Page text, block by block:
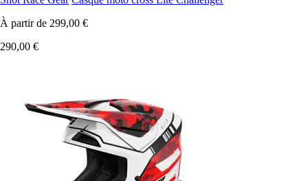
À partir de 299,00 €
290,00 €